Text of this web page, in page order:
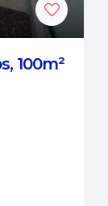
100m²